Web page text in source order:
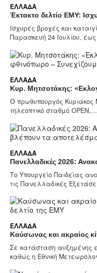
ΕΛΛΆΔΑ
Έκτακτο δελτίο ΕΜΥ:
Ισχυρές βροχές και
Παρασκευή 24 Ιουλίου, έως
ΕΛΛΆΔΑ
Κυρ. Μητσοτάκης:
Ο πρωθυπουργός Κυριάκος
τηλεοπτικό σταθμό OPEN,...
ΕΛΛΆΔΑ
Πανελλαδικές 2026:
Το Υπουργείο Παιδείας
τις Πανελλαδικές
ΕΛΛΆΔΑ
Καύσωνας και ακραίος
Σε κατάσταση αυξημένης
καθώς η Εθνική